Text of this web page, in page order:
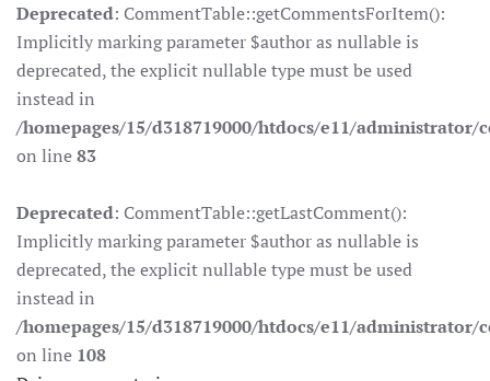
Deprecated: CommentTable::getCommentsForItem():
Implicitly marking parameter $author as nullable is
deprecated, the explicit nullable type must be used
instead in
/homepages/15/d318719000/htdocs/e11/
on line83
Deprecated: CommentTable::getLastComment():
Implicitly marking parameter $author as nullable is
deprecated, the explicit nullable type must be used
instead in
/homepages/15/d318719000/htdocs/e11/
on line 108